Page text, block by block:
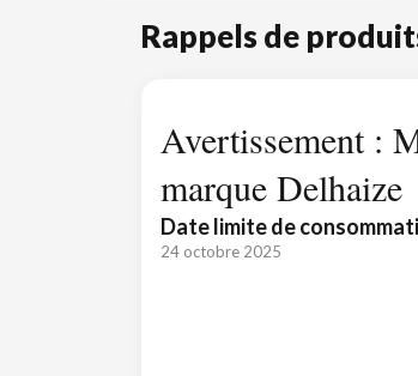
Rappels de
Avertissement :
marque Delhaize
Date limite de
24 octobre 2025